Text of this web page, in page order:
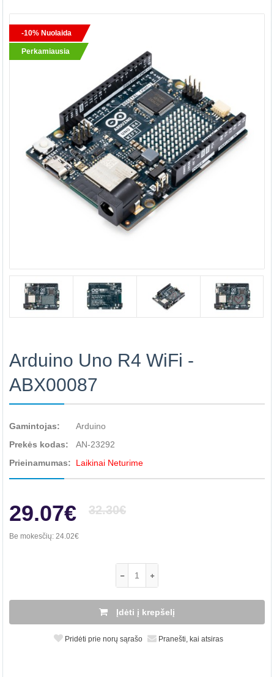
-10% Nuolaida
Perkamiausia
Arduino Uno R4 WiFi -
ABX00087
Gamintojas:
Arduino
Prekės kodas:
AN-23292
Prieinamumas:
Laikinai Neturime
29.07€ 32.30€
Be mokesčių: 24.02€
Įdėti į krepšelį
Pridėti prie norų sąrašo Pranešti, kai atsiras